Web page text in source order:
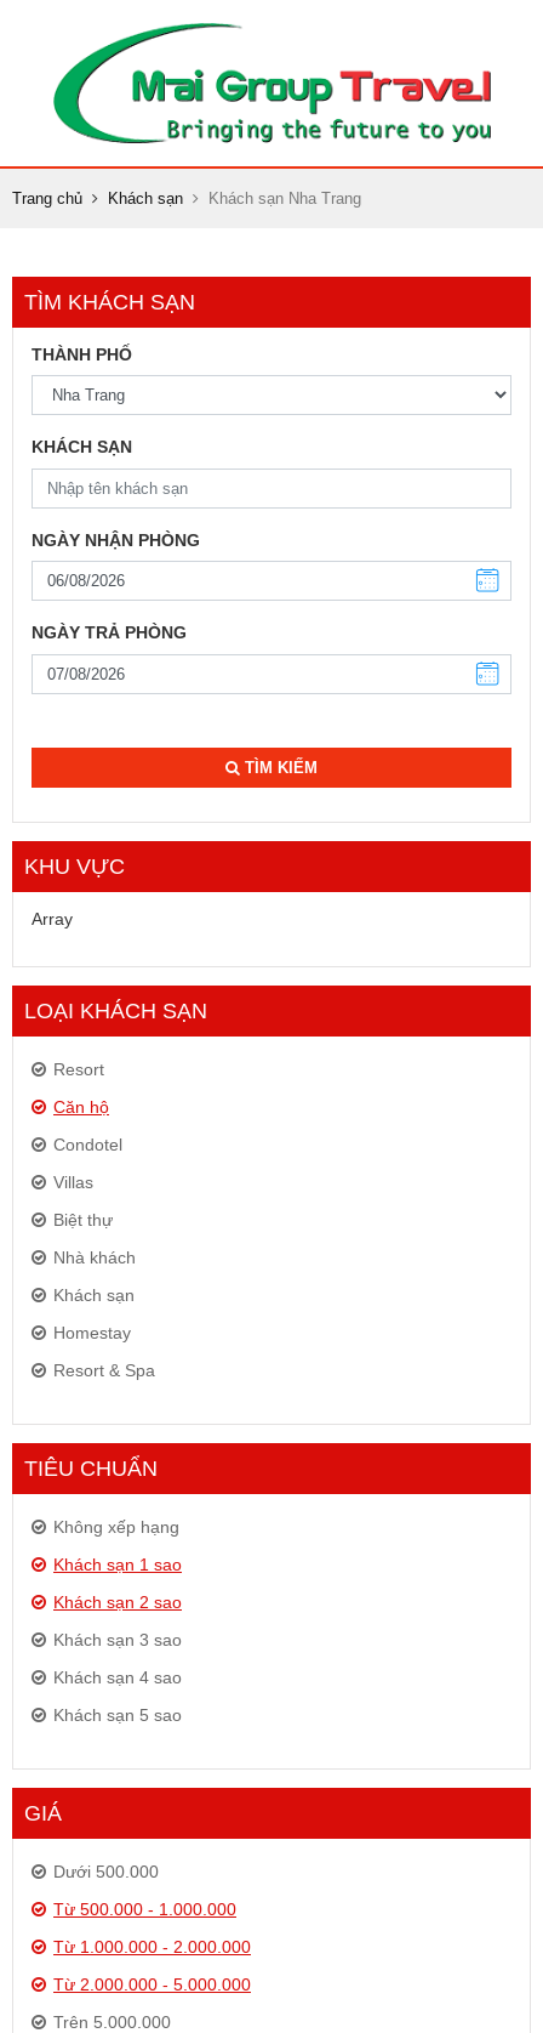
Trang chủ Khách sạn Khách sạn Nha Trang
TÌM KHÁCH SẠN
THÀNH PHỐ
KHÁCH SẠN
NGÀY NHẬN PHÒNG
NGÀY TRẢ PHÒNG
TÌM KIẾM
KHU VỰC
Array
LOẠI KHÁCH SẠN
Resort
Căn hộ
Condotel
Villas
Biệt thự
Nhà khách
Khách sạn
Homestay
Resort & Spa
TIÊU CHUẨN
Không xếp hạng
Khách sạn 1 sao
Khách sạn 2 sao
Khách sạn 3 sao
Khách sạn 4 sao
Khách sạn 5 sao
GIÁ
Dưới 500.000
Từ 500.000 - 1.000.000
Từ 1.000.000 - 2.000.000
Từ 2.000.000 - 5.000.000
Trên 5.000.000